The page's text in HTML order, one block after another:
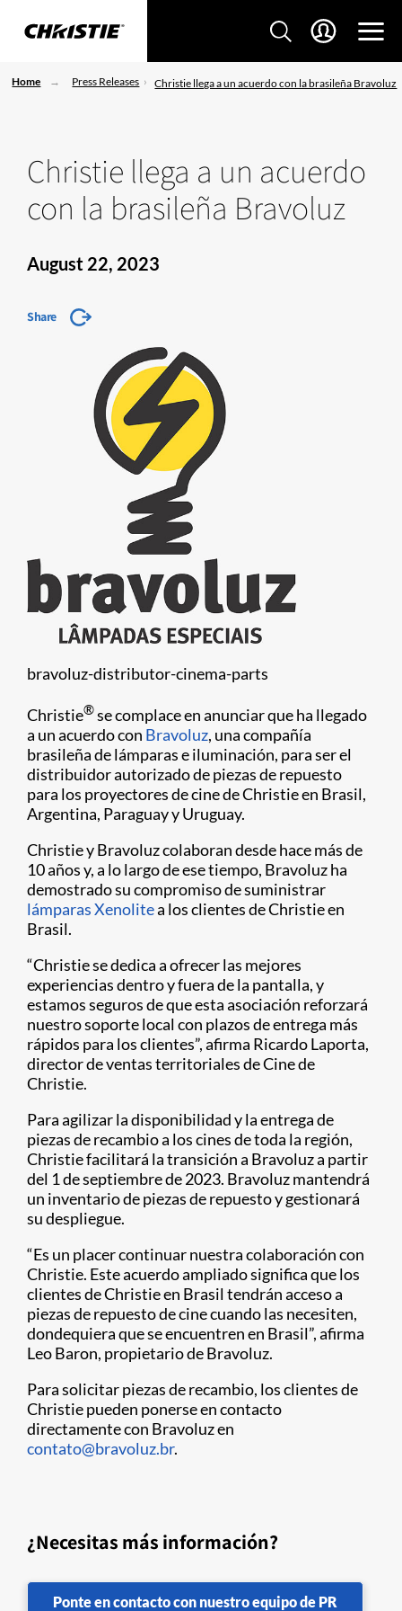
Home Press Releases Christie llega a un acuerdo con la brasileña Bravoluz
Christie llega a un acuerdo
con la brasileña Bravoluz
August 22, 2023
Share
bravoluz-distributor-cinema-parts
Christie®se complace en anunciar que ha llegado
a un acuerdo con Bravoluz, una compañía
brasileña de lámparas e iluminación, para ser el
distribuidor autorizado de piezas de repuesto
para los proyectores de cine de Christie en Brasil,
Argentina, Paraguay y Uruguay.
Christie y Bravoluz colaboran desde hace más de
10 años y, a lo largo de ese tiempo, Bravoluz ha
demostrado su compromiso de suministrar
lámparas Xenolitea los clientes de Christie en
Brasil.
“Christie se dedica a ofrecer las mejores
experiencias dentro y fuera de la pantalla, y
estamos seguros de que esta asociación reforzará
nuestro soporte local con plazos de entrega más
rápidos para los clientes”, afirma Ricardo Laporta,
director de ventas territoriales de Cine de
Christie.
Para agilizar la disponibilidad y la entrega de
piezas de recambio a los cines de toda la región,
Christie facilitará la transición a Bravoluz a partir
del 1 de septiembre de 2023. Bravoluz mantendrá
un inventario de piezas de repuesto y gestionará
su despliegue.
“Es un placer continuar nuestra colaboración con
Christie. Este acuerdo ampliado significa que los
clientes de Christie en Brasil tendrán acceso a
piezas de repuesto de cine cuando las necesiten,
dondequiera que se encuentren en Brasil”, afirma
Leo Baron, propietario de Bravoluz.
Para solicitar piezas de recambio, los clientes de
Christie pueden ponerse en contacto
directamente con Bravoluz en
contato@bravoluz.br.
¿Necesitas más información?
Ponte en contacto con nuestro equipo de PR